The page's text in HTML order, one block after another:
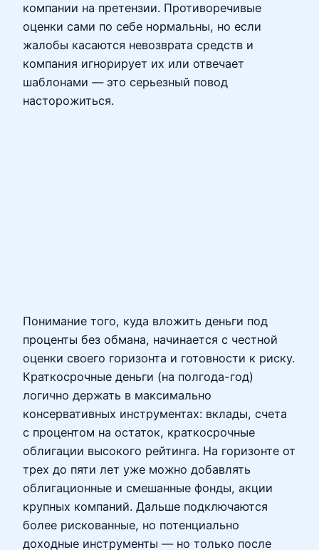
компании на претензии. Противоречивые
оценки сами по себе нормальны, но если
жалобы касаются невозврата средств и
компания игнорирует их или отвечает
шаблонами — это серьезный повод
насторожиться.
Понимание того, куда вложить деньги под
проценты без обмана, начинается с честной
оценки своего горизонта и готовности к риску.
Краткосрочные деньги (на полгода-год)
логично держать в максимально
консервативных инструментах: вклады, счета
с процентом на остаток, краткосрочные
облигации высокого рейтинга. На горизонте от
трех до пяти лет уже можно добавлять
облигационные и смешанные фонды, акции
крупных компаний. Дальше подключаются
более рискованные, но потенциально
доходные инструменты — но только после